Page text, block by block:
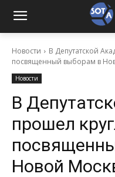
Новости
В Депутатской
посвященный выборам в
Новости
В
прошел
Новой